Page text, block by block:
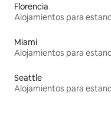
Florencia
Miami
Seattle